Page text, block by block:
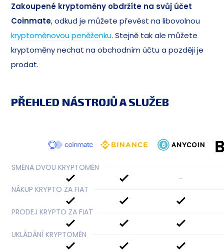
Zakoupené kryptoměny obdržíte na svůj účet
Coinmate, odkud je můžete převést na libovolnou
kryptoměnovou peněženku. Stejně tak ale můžete
kryptoměny nechat na obchodním účtu a později je
prodat.
PŘEHLED NÁSTROJŮ A SLUŽEB
SMĚNA DVOU KRYPTOMĚN
-
NÁKUP KRYPTO ZA FIAT
PRODEJ KRYPTO ZA FIAT
UKLÁDÁNÍ KRYPTOMĚN